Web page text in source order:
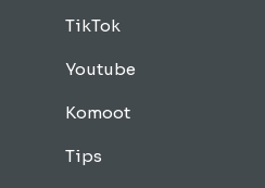
TikTok
Youtube
Komoot
Tips